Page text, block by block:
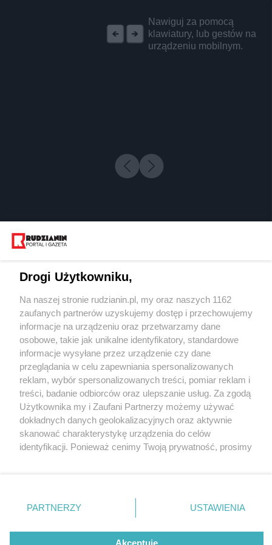
Nawiguj za pomocą
klawiatury, lub gestów na
urządzeniu mobilnym.
1 / 0
Wydawca mediów
Nie zapomnij
zapoznać się z:
polityką prywatności regulamin korzystania z portali
Twojemiasto
Piekary Śląskie
Chorzów
Tarnowskie Góry
Gliwice
Skontakuj sięz nami
Kontakt
Wydawca
Redakcja
Drogi Użytkowniku,
Na naszej stronie rudzianin.pl, my oraz naszych 1162
zaufanych partnerów uzyskujemy dostęp i przechowujemy
informacje na urządzeniu oraz przetwarzamy dane
osobowe, takie jak unikalne identyfikatory, standardowe
informacje wysyłane przez urządzenie czy dane
przeglądania w celu zapewniania spersonalizowanych
reklam, wybór spersonalizowanych treści, pomiar reklam i
treści, badanie odbiorców oraz ulepszanie usług. Za zgodą
Użytkownika my i Zaufani Partnerzy możemy używać
dokładnych danych geolokalizacyjnych oraz aktywnie
skanować charakterystykę urządzenia do celów
identyfikacji. Ponieważ cenimy Twoją prywatność, prosimy
prywatności znajdujący się w lewym dolnym rogu strony
. Niektóre rodzaje przetwarzania danych nie wymagają
zgody użytkownika, ale masz prawo sprzeciwić się
takiemu przetwarzaniu. Preferencje będą miały
PARTNERZY USTAWIENIA
Akceptuję